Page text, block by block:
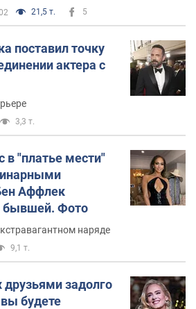
21,5 т. 5
поставил точку
актера с
3,3 т.
"платье мести"
Аффлек
бывшей. Фото
наряде
9,1 т.
друзьями задолго
будете